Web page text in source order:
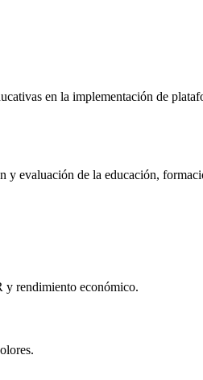
en la implementación de
evaluación de la educación,
y rendimiento económico.